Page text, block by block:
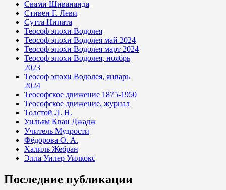
Свами Шивананда
Стивен Г. Леви
Сутта Нипата
Теософ эпохи Водолея
Теософ эпохи Водолея май 2024
Теософ эпохи Водолея март 2024
Теософ эпохи Водолея, ноябрь
2023
Теософ эпохи Водолея, январь
2024
Теософское движение 1875-1950
Теософское движение, журнал
Толстой Л. Н.
Уильям Кван Джадж
Учитель Мудрости
Фёдорова О. А.
Халиль Жебран
Элла Уилер Уилкокс
Последние публикации